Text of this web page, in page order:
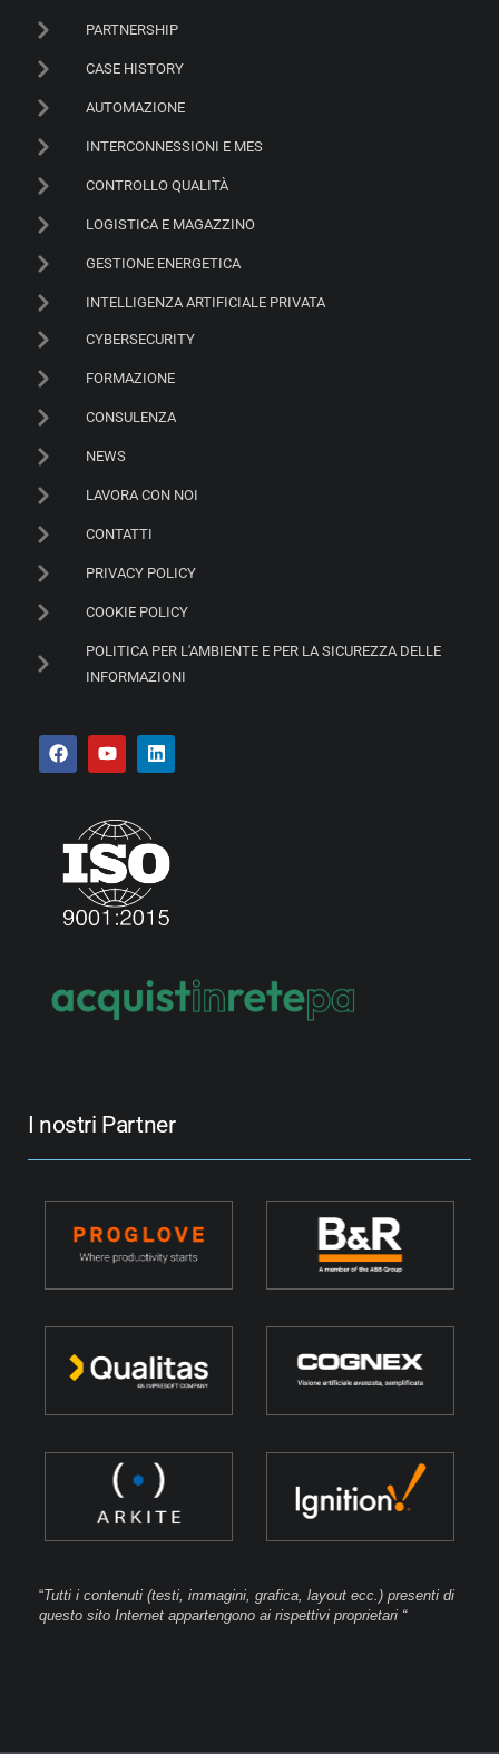
PARTNERSHIP
CASE HISTORY
AUTOMAZIONE
INTERCONNESSIONI E MES
CONTROLLO QUALITÀ
LOGISTICA E MAGAZZINO
GESTIONE ENERGETICA
INTELLIGENZA ARTIFICIALE PRIVATA
CYBERSECURITY
FORMAZIONE
CONSULENZA
NEWS
LAVORA CON NOI
CONTATTI
PRIVACY POLICY
COOKIE POLICY
POLITICA PER L'AMBIENTE E PER LA SICUREZZA DELLE
INFORMAZIONI
I nostri Partner
“Tutti i contenuti (testi, immagini, grafica, layout ecc.) presenti di
questo sito Internet appartengono ai rispettivi proprietari “